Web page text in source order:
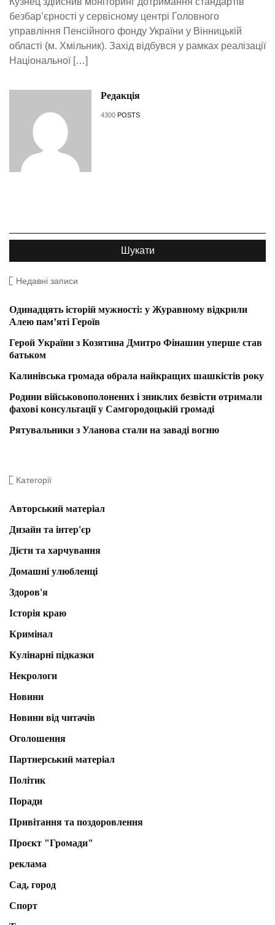
безбар’єрності у сервісному центрі Головного
управління Пенсійного фонду України у Вінницькій
області (м. Хмільник). Захід відбувся у рамках реалізації
Національної […]
Редакція
4300 POSTS
Недавні записи
Одинадцять історій мужності: у Журавному відкрили
Алею пам’яті Героїв
Герой України з Козятина Дмитро Фінашин уперше став
батьком
Калинівська громада обрала найкращих шашкістів року
Родини військовополонених і зниклих безвісти отримали
фахові консультації у Самгородоцькій громаді
Рятувальники з Уланова стали на заваді вогню
Категорії
Авторський матеріал
Дизайн та інтер'єр
Дієти та харчування
Домашні улюбленці
Здоров'я
Історія краю
Кримінал
Кулінарні підказки
Некрологи
Новини
Новини від читачів
Оголошення
Партнерський матеріал
Політик
Поради
Привітання та поздоровлення
Проєкт "Громади"
реклама
Сад, город
Спорт